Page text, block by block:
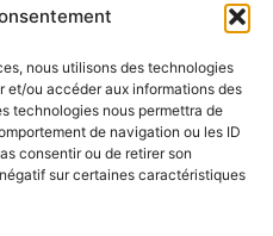
nous utilisons des technologies
et/ou accéder aux informations des
technologies nous permettra de
de navigation ou les ID
consentir ou de retirer son
sur certaines caractéristiques
76000 Rouen
au vendredi
14h à 18h00